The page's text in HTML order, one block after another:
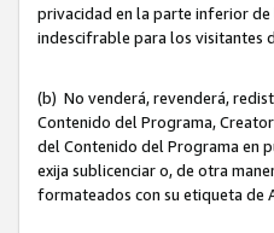
privacidad en la parte inferior
indescifrable para los visitantes
(b) No venderá, revenderá,
Contenido del Programa,
del Contenido del Programa en
exija sublicenciar o, de otra
formateados con su etiqueta de